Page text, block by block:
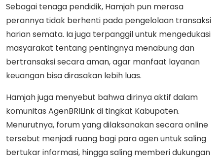
Sebagai tenaga pendidik, Hamjah pun merasa
perannya tidak berhenti pada pengelolaan transaksi
harian semata. Ia juga terpanggil untuk mengedukasi
masyarakat tentang pentingnya menabung dan
bertransaksi secara aman, agar manfaat layanan
keuangan bisa dirasakan lebih luas.
Hamjah juga menyebut bahwa dirinya aktif dalam
komunitas AgenBRILink di tingkat Kabupaten.
Menurutnya, forum yang dilaksanakan secara online
tersebut menjadi ruang bagi para agen untuk saling
bertukar informasi, hingga saling memberi dukungan